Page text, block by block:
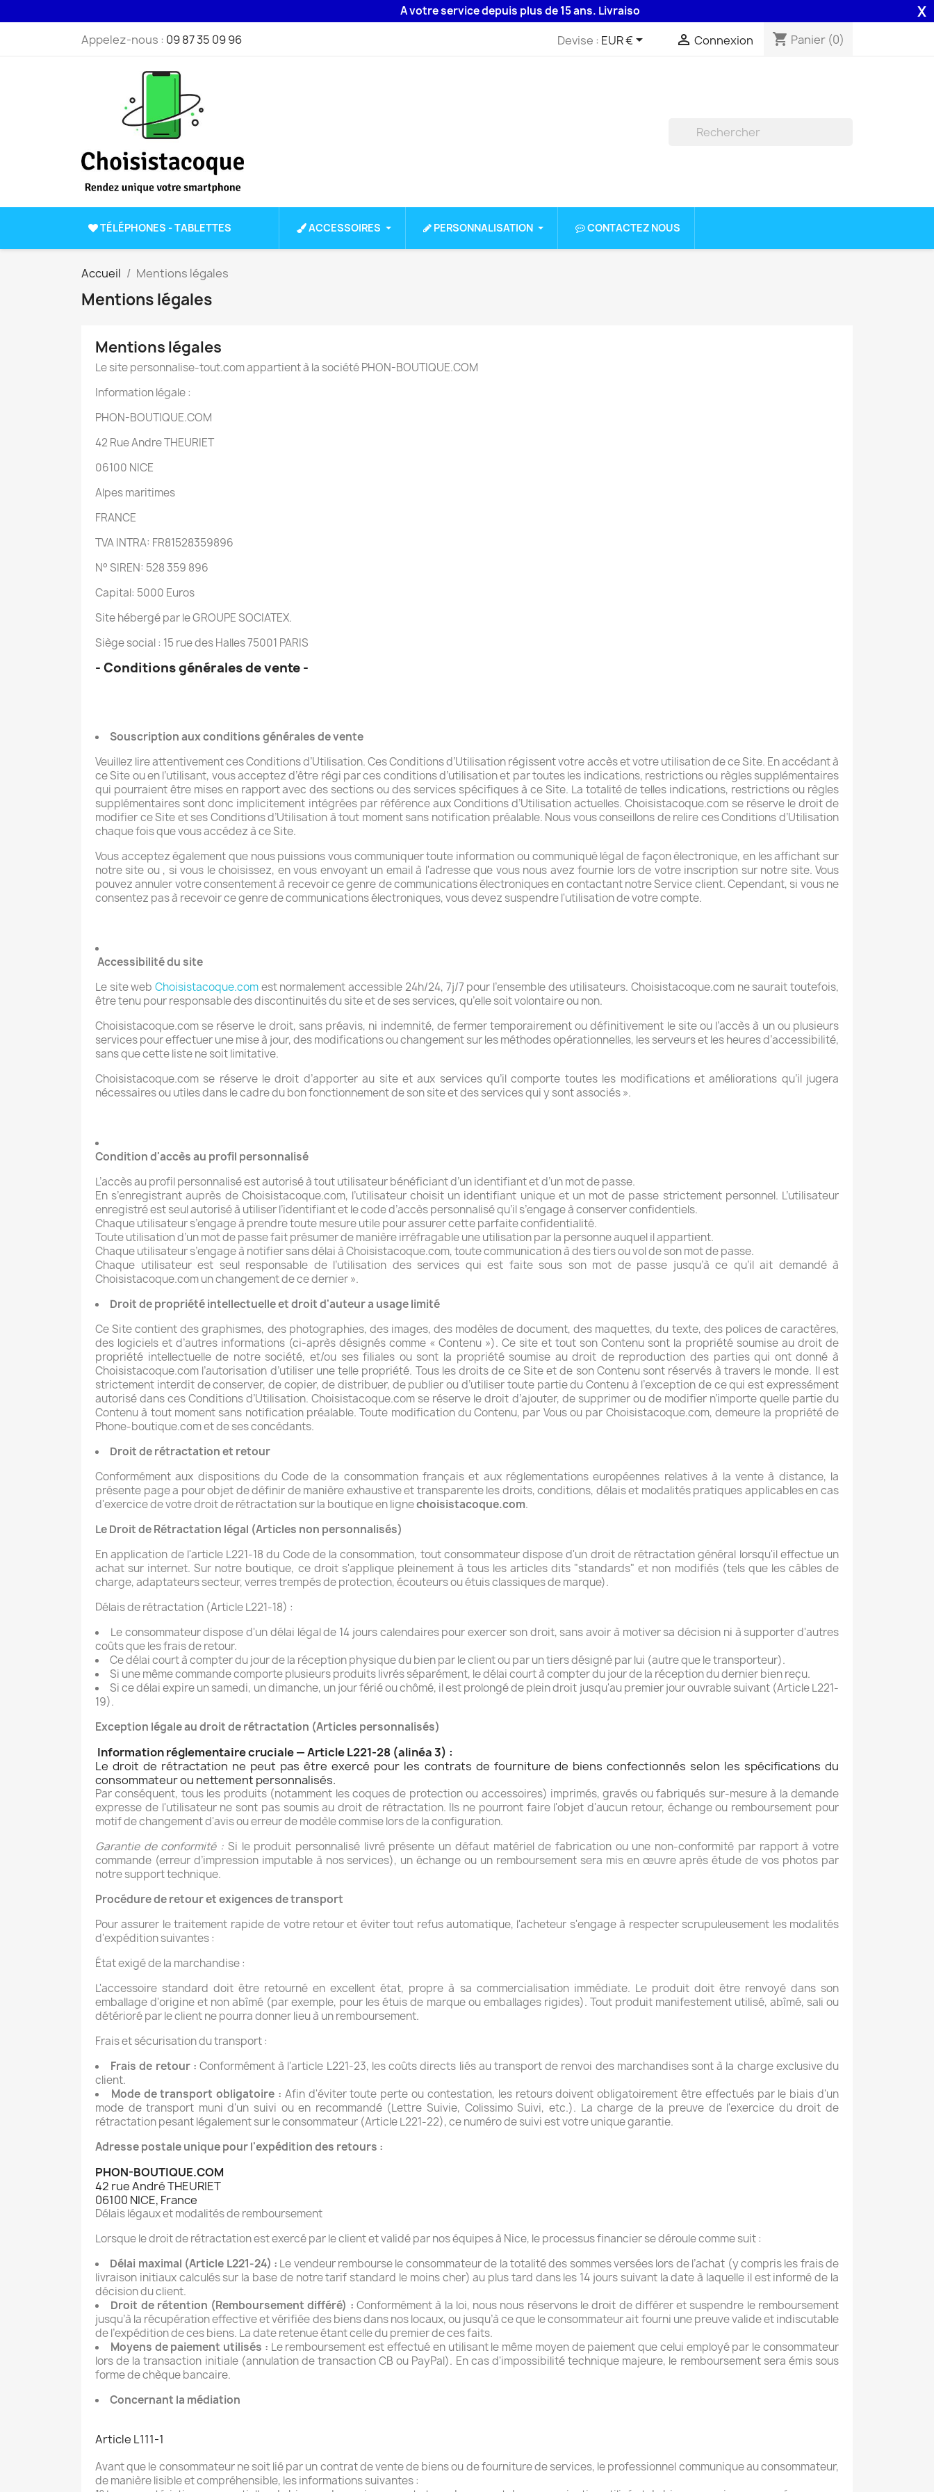
A votre service depuis plus de 15 ans. Livraison 48H assurée par la Poste . X
Appelez-nous : 09 87 35 09 96 Devise : EUR €  Connexion shopping_cart Panier (0)
TÉLÉPHONES - TABLETTES ACCESSOIRES PERSONNALISATION CONTACTEZ NOUS
Accueil Mentions légales
Mentions légales
Mentions légales
Le site personnalise-tout.com appartient à la société PHON-BOUTIQUE.COM
Information légale :
PHON-BOUTIQUE.COM
42 Rue Andre THEURIET
06100 NICE
Alpes maritimes
FRANCE
TVA INTRA: FR81528359896
N° SIREN: 528 359 896
Capital: 5000 Euros
Site hébergé par le GROUPE SOCIATEX.
Siège social : 15 rue des Halles 75001 PARIS
- Conditions générales de vente -
Souscription aux conditions générales de vente
Veuillez lire attentivement ces Conditions d’Utilisation. Ces Conditions d’Utilisation régissent votre accès et votre utilisation de ce Site. En accédant à
ce Site ou en l’utilisant, vous acceptez d’être régi par ces conditions d’utilisation et par toutes les indications, restrictions ou règles supplémentaires
qui pourraient être mises en rapport avec des sections ou des services spécifiques à ce Site. La totalité de telles indications, restrictions ou règles
supplémentaires sont donc implicitement intégrées par référence aux Conditions d’Utilisation actuelles. Choisistacoque.com se réserve le droit de
modifier ce Site et ses Conditions d’Utilisation à tout moment sans notification préalable. Nous vous conseillons de relire ces Conditions d’Utilisation
chaque fois que vous accédez à ce Site.
Vous acceptez également que nous puissions vous communiquer toute information ou communiqué légal de façon électronique, en les affichant sur
notre site ou , si vous le choisissez, en vous envoyant un email à l'adresse que vous nous avez fournie lors de votre inscription sur notre site. Vous
pouvez annuler votre consentement à recevoir ce genre de communications électroniques en contactant notre Service client. Cependant, si vous ne
consentez pas à recevoir ce genre de communications électroniques, vous devez suspendre l'utilisation de votre compte.
Accessibilité du site
Le site webChoisistacoque.comest normalement accessible 24h/24, 7j/7 pour l’ensemble des utilisateurs. Choisistacoque.comne saurait toutefois,
être tenu pour responsable des discontinuités du site et de ses services, qu’elle soit volontaire ou non.
Choisistacoque.com se réserve le droit, sans préavis, ni indemnité, de fermer temporairement ou définitivement le site ou l’accès à un ou plusieurs
services pour effectuer une mise à jour, des modifications ou changement sur les méthodes opérationnelles, les serveurs et les heures d’accessibilité,
sans que cette liste ne soit limitative.
Choisistacoque.com se réserve le droit d’apporter au site et aux services qu’il comporte toutes les modifications et améliorations qu’il jugera
nécessaires ou utiles dans le cadre du bon fonctionnement de son site et des services qui y sont associés ».
Condition d'accès au profil personnalisé
L’accès au profil personnalisé est autorisé à tout utilisateur bénéficiant d’un identifiant et d’un mot de passe.
En s’enregistrant auprès de Choisistacoque.com, l’utilisateur choisit un identifiant unique et un mot de passe strictement personnel. L’utilisateur
enregistré est seul autorisé à utiliser l’identifiant et le code d’accès personnalisé qu’il s’engage à conserver confidentiels.
Chaque utilisateur s’engage à prendre toute mesure utile pour assurer cette parfaite confidentialité.
Toute utilisation d’un mot de passe fait présumer de manière irréfragable une utilisation par la personne auquel il appartient.
Chaque utilisateur s’engage à notifier sans délai àChoisistacoque.com, toute communication à des tiers ou vol de son mot de passe.
Chaque utilisateur est seul responsable de l’utilisation des services qui est faite sous son mot de passe jusqu’à ce qu’il ait demandé à
Choisistacoque.comun changement de ce dernier ».
Droit de propriété intellectuelle et droit d'auteur a usage limité
Ce Site contient des graphismes, des photographies, des images, des modèles de document, des maquettes, du texte, des polices de caractères,
des logiciels et d’autres informations (ci-après désignés comme « Contenu »). Ce site et tout son Contenu sont la propriété soumise au droit de
propriété intellectuelle de notre société, et/ou ses filiales ou sont la propriété soumise au droit de reproduction des parties qui ont donné à
Choisistacoque.com l’autorisation d’utiliser une telle propriété. Tous les droits de ce Site et de son Contenu sont réservés à travers le monde. Il est
strictement interdit de conserver, de copier, de distribuer, de publier ou d’utiliser toute partie du Contenu à l’exception de ce qui est expressément
autorisé dans ces Conditions d’Utilisation.Choisistacoque.com se réserve le droit d’ajouter, de supprimer ou de modifier n’importe quelle partie du
Contenu à tout moment sans notification préalable. Toute modification du Contenu, par Vous ou par Choisistacoque.com, demeure la propriété de
Phone-boutique.com et de ses concédants.
Droit de rétractation et retour
Conformément aux dispositions du Code de la consommation français et aux réglementations européennes relatives à la vente à distance, la
présente page a pour objet de définir de manière exhaustive et transparente les droits, conditions, délais et modalités pratiques applicables en cas
d'exercice de votre droit de rétractation sur la boutique en lignechoisistacoque.com.
Le Droit de Rétractation légal (Articles non personnalisés)
En application de l'article L221-18 du Code de la consommation, tout consommateur dispose d'un droit de rétractation général lorsqu'il effectue un
achat sur internet. Sur notre boutique, ce droit s'applique pleinement à tous les articles dits "standards" et non modifiés (tels que les câbles de
charge, adaptateurs secteur, verres trempés de protection, écouteurs ou étuis classiques de marque).
Délais de rétractation (Article L221-18) :
Le consommateur dispose d'un délai légal de 14 jours calendairespour exercer son droit, sans avoir à motiver sa décision ni à supporter d'autres
coûts que les frais de retour.
Ce délai court à compter du jour de la réception physique du bien par le client ou par un tiers désigné par lui (autre que le transporteur).
Si une même commande comporte plusieurs produits livrés séparément, le délai court à compter du jour de la réception du dernier bien reçu.
Si ce délai expire un samedi, un dimanche, un jour férié ou chômé, il est prolongé de plein droit jusqu'au premier jour ouvrable suivant (Article L221-
19).
Exception légale au droit de rétractation (Articles personnalisés)
Information réglementaire cruciale — Article L221-28 (alinéa 3) :
Le droit de rétractation ne peut pas être exercé pour les contrats de fourniture de biens confectionnés selon les spécifications du
consommateur ou nettement personnalisés.
Par conséquent, tous les produits (notamment les coques de protection ou accessoires) imprimés, gravés ou fabriqués sur-mesure à la demande
expresse de l'utilisateur ne sont pas soumis au droit de rétractation. Ils ne pourront faire l'objet d'aucun retour, échange ou remboursement pour
motif de changement d'avis ou erreur de modèle commise lors de la configuration.
Garantie de conformité : Si le produit personnalisé livré présente un défaut matériel de fabrication ou une non-conformité par rapport à votre
commande (erreur d’impression imputable à nos services), un échange ou un remboursement sera mis en œuvre après étude de vos photos par
notre support technique.
Procédure de retour et exigences de transport
Pour assurer le traitement rapide de votre retour et éviter tout refus automatique, l'acheteur s'engage à respecter scrupuleusement les modalités
d'expédition suivantes :
État exigé de la marchandise :
L'accessoire standard doit être retourné en excellent état, propre à sa commercialisation immédiate. Le produit doit être renvoyé dans son
emballage d'origine et non abîmé (par exemple, pour les étuis de marque ou emballages rigides). Tout produit manifestement utilisé, abîmé, sali ou
détérioré par le client ne pourra donner lieu à un remboursement.
Frais et sécurisation du transport :
Frais de retour : Conformément à l'article L221-23, les coûts directs liés au transport de renvoi des marchandises sontà la charge exclusive du
client.
Mode de transport obligatoire : Afin d'éviter toute perte ou contestation, les retours doivent obligatoirement être effectués par le biais d'un
mode de transport muni d'un suivi ou en recommandé (Lettre Suivie, Colissimo Suivi, etc.). La charge de la preuve de l'exercice du droit de
rétractation pesant légalement sur le consommateur (Article L221-22), ce numéro de suivi est votre unique garantie.
Adresse postale unique pour l'expédition des retours :
PHON-BOUTIQUE.COM
42 rue André THEURIET
06100 NICE, France
Délais légaux et modalités de remboursement
Lorsque le droit de rétractation est exercé par le client et validé par nos équipes à Nice, le processus financier se déroule comme suit :
Délai maximal (Article L221-24) : Le vendeur rembourse le consommateur de la totalité des sommes versées lors de l’achat (y compris les frais de
livraison initiaux calculés sur la base de notre tarif standard le moins cher) au plus tard dans les 14 jours suivant la date à laquelle il est informé de la
décision du client.
Droit de rétention (Remboursement différé) : Conformément à la loi, nous nous réservons le droit de différer et suspendre le remboursement
jusqu’à la récupération effective et vérifiée des biens dans nos locaux, ou jusqu’à ce que le consommateur ait fourni une preuve valide et indiscutable
de l’expédition de ces biens. La date retenue étant celle du premier de ces faits.
Moyens de paiement utilisés : Le remboursement est effectué en utilisant le même moyen de paiement que celui employé par le consommateur
lors de la transaction initiale (annulation de transaction CB ou PayPal). En cas d'impossibilité technique majeure, le remboursement sera émis sous
forme de chèque bancaire.
Concernant la médiation
Article L111-1
Avant que le consommateur ne soit lié par un contrat de vente de biens ou de fourniture de services, le professionnel communique au consommateur,
de manière lisible et compréhensible, les informations suivantes :